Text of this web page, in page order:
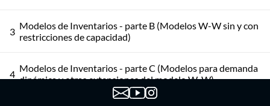
3 Modelos de Inventarios - parte B (Modelos W-W sin y con
restricciones de capacidad)
4 Modelos de Inventarios - parte C (Modelos para demanda
dinámica y otras extensiones del modelo W-W)